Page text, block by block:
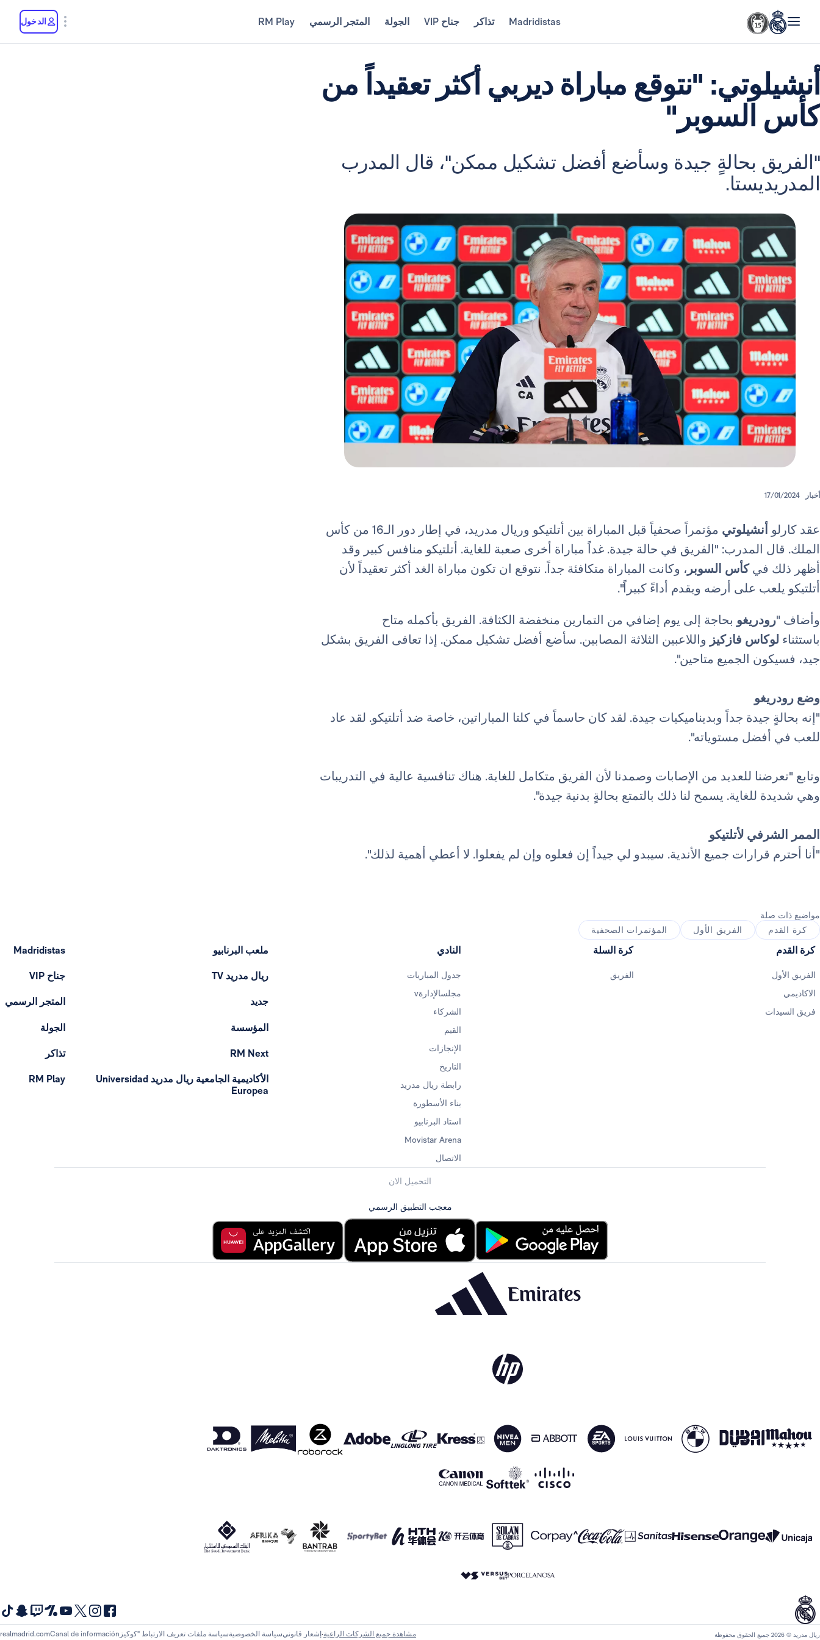
Madridistas تذاكر جناح VIP الجولة المتجر الرسمي RM Play الدخول
أنشيلوتي: "نتوقع مباراة ديربي أكثر تعقيداً من
كأس السوبر"
"الفريق بحالةٍ جيدة وسأضع أفضل تشكيل ممكن"، قال المدرب
المدريديستا.
أخبار 17/01/2024
عقد كارلو أنشيلوتي
مؤتمراً صحفياً قبل المباراة بين أتلتيكو وريال مدريد، في إطار دور الـ16 من كأس
الملك. قال المدرب: "الفريق في حالة جيدة. غداً مباراة أخرى صعبة للغاية. أتلتيكو منافس كبير وقد
أظهر ذلك فيكأس السوبر ، وكانت المباراة متكافئة جداً. نتوقع ان تكون مباراة الغد أكثر تعقيداً لأن
أتلتيكو يلعب على أرضه ويقدم أداءً كبيراً".
وأضاف "رودريغو بحاجة إلى يوم إضافي من التمارين منخفضة الكثافة. الفريق بأكمله متاح
باستثناء لوكاس فازكيز واللاعبين الثلاثة المصابين. سأضع أفضل تشكيل ممكن. إذا تعافى الفريق بشكل
جيد، فسيكون الجميع متاحين".
وضع رودريغو
"إنه بحالةٍ جيدة جداً وبديناميكيات جيدة. لقد كان حاسماً في كلتا المباراتين، خاصة ضد أتلتيكو. لقد عاد
للعب في أفضل مستوياته".
وتابع "تعرضنا للعديد من الإصابات وصمدنا لأن الفريق متكامل للغاية. هناك تنافسية عالية في التدريبات
وهي شديدة للغاية. يسمح لنا ذلك بالتمتع بحالةٍ بدنية جيدة".
الممر الشرفي لأتلتيكو
"أنا أحترم قرارات جميع الأندية. سيبدو لي جيداً إن فعلوه وإن لم يفعلوا. لا أعطي أهمية لذلك".
مواضيع ذات صلة
كرة القدم
الفريق الأول المؤتمرات الصحفية
كرة القدم
الفريق الأول
الاكاديمي
فريق السيدات
كرة السلة
الفريق
النادي
جدول المباريات
مجلسالإدارةv
الشركاء
القيم
الإنجازات
التاريخ
رابطة ريال مدريد
بناء الأسطورة
استاد البرنابيو
Movistar Arena
الاتصال
ملعب البرنابيو
ريال مدريد TV
جديد
المؤسسة
RM Next
الأكاديمية الجامعية ريال مدريد Universidad
Europea
Madridistas
جناح VIP
المتجر الرسمي
الجولة
تذاكر
RM Play
التحميل الان
معجب التطبيق الرسمي
ريال مدريد © 2026 جميع الحقوق محفوظة مشاهدة جميع الشركات الراعية إشعار قانونيسياسة الخصوصيةسياسة ملفات تعريف الارتباط "كوكيز Canal de información
realmadrid.com